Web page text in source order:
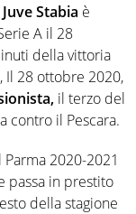
Stabia è
A il 28
della vittoria
Il 28 ottobre 2020,
il terzo del
contro il Pescara.
2020-2021
passa in prestito
della stagione